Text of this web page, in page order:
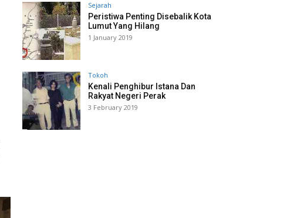
Sejarah
Peristiwa Penting Disebalik Kota
Lumut Yang Hilang
1 January 2019
Tokoh
Kenali Penghibur Istana Dan
Rakyat Negeri Perak
3 February 2019